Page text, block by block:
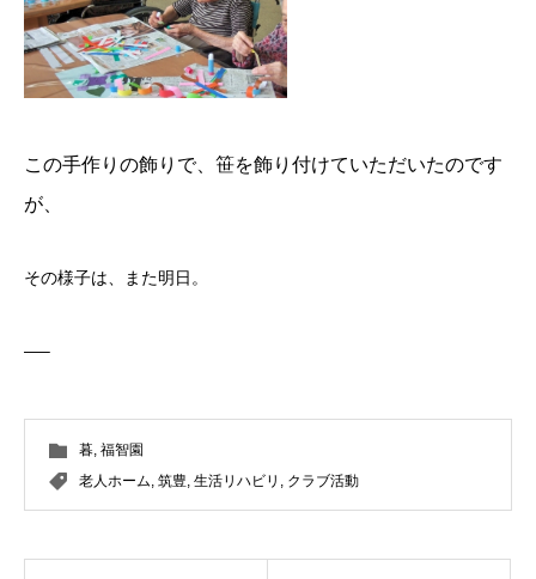
この手作りの飾りで、笹を飾り付けていただいたのです
が、
その様子は、また明日。
—–
暮, 福智園
老人ホーム, 筑豊, 生活リハビリ , クラブ活動